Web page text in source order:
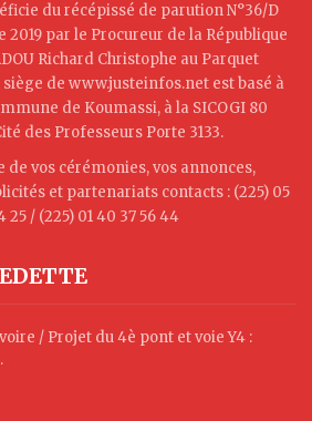
du récépissé de parution N°36/D
2019 par le Procureur de la République
Richard Christophe au Parquet
siège de www.justeinfos.net est basé à
de Koumassi, à la SICOGI 80
des Professeurs Porte 3133.
de vos cérémonies, vos annonces,
et partenariats contacts : (225) 05
25 / (225) 01 40 37 56 44
/ Projet du 4è pont et voie Y4 :